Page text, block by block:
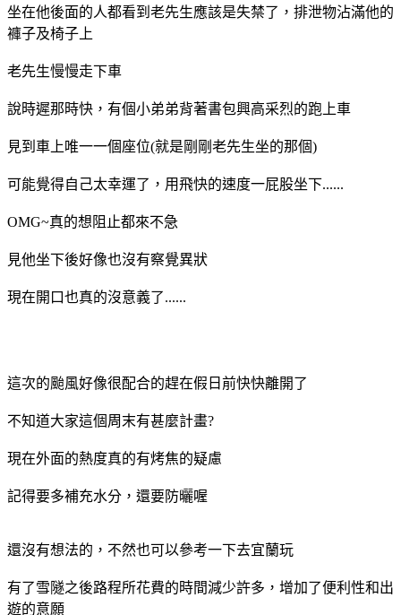
坐在他後面的人都看到老先生應該是失禁了，排泄物沾滿他的
褲子及椅子上
老先生慢慢走下車
說時遲那時快，有個小弟弟背著書包興高采烈的跑上車
見到車上唯一一個座位(就是剛剛老先生坐的那個)
可能覺得自己太幸運了，用飛快的速度一屁股坐下......
OMG~真的想阻止都來不急
見他坐下後好像也沒有察覺異狀
現在開口也真的沒意義了......
這次的颱風好像很配合的趕在假日前快快離開了
不知道大家這個周末有甚麼計畫?
現在外面的熱度真的有烤焦的疑慮
記得要多補充水分，還要防曬喔
還沒有想法的，不然也可以參考一下去宜蘭玩
有了雪隧之後路程所花費的時間減少許多，增加了便利性和出
遊的意願